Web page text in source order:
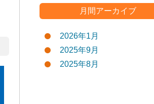
月間アーカイブ
2026年1月
2025年9月
2025年8月